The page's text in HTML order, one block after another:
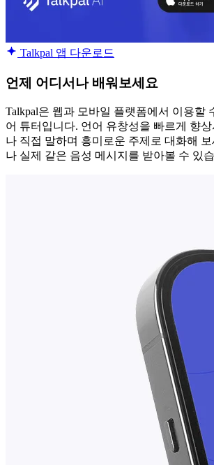
Talkpal 앱 다운로드
언제 어디서나 배워보세요
Talkpal은 웹과 모바일 플랫폼에서 이용할
어 튜터입니다. 언어 유창성을 빠르게 향
나 직접 말하며 흥미로운 주제로 대화해
나 실제 같은 음성 메시지를 받아볼 수 있